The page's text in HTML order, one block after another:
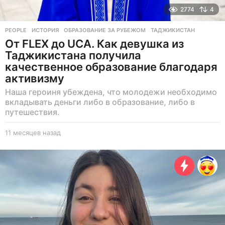
2774 4
PEOPLE ИСТОРИЯ ,ОБРАЗОВАНИЕ ЗА РУБЕЖОМ ,ТАДЖИКИСТАН
От FLEX до UCA. Как девушка из
Таджикистана получила
качественное образование благодаря
активизму
Наша героиня убеждена, что молодежи необходимо
вкладывать деньги либо в образование, либо в
путешествия.
11 месяцев назад
м
ц
е
в
н